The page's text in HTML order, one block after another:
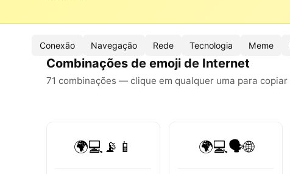
Conexão Navegação Rede Tecnologia Meme
Combinações de emoji de Internet
71 combinações — clique em qualquer uma para copiar
🌍💻📡📱 🌍💻🗣️🌐